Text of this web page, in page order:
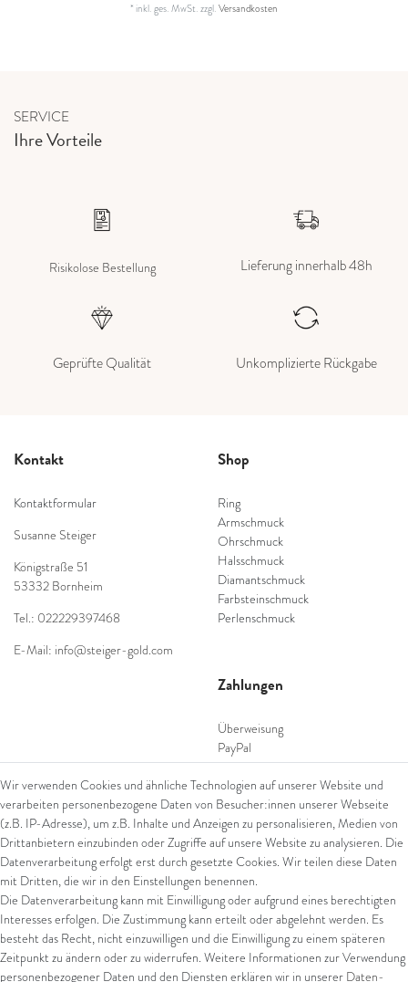
* inkl. ges. MwSt.zzgl.Versandkosten
SERVICE
Ihre Vorteile
Risikolose Bestellung Lieferung innerhalb 48h
Geprüfte Qualität Unkomplizierte Rückgabe
Kontakt
Kontaktformular
Susanne Steiger
Königstraße 51
53332 Bornheim
Tel.: 022229397468
E-Mail: info@steiger-gold.com
Shop
Ring
Armschmuck
Ohrschmuck
Halsschmuck
Diamantschmuck
Farbsteinschmuck
Perlenschmuck
Zahlungen
Überweisung
PayPal
SEPA Lastschrift
giropay
Kreditkarte
Versand
UPS
FedEx
Wir verwenden Cookies und ähnliche Technologien auf unserer Website und
verarbeiten personenbezogene Daten von Besucher:innen unserer Webseite
(z.B. IP-Adresse), um z.B. Inhalte und Anzeigen zu personalisieren, Medien von
Drittanbietern einzubinden oder Zugriffe auf unsere Website zu analysieren. Die
Datenverarbeitung erfolgt erst durch gesetzte Cookies. Wir teilen diese Daten
mit Dritten, die wir in den Einstellungen benennen.
Die Datenverarbeitung kann mit Einwilligung oder aufgrund eines berechtigten
Interesses erfolgen. Die Zustimmung kann erteilt oder abgelehnt werden. Es
besteht das Recht, nicht einzuwilligen und die Einwilligung zu einem späteren
Zeitpunkt zu ändern oder zu widerrufen. Weitere Informationen zur Verwendung
personenbezogener Daten und den Diensten erklären wir in unserer Daten­